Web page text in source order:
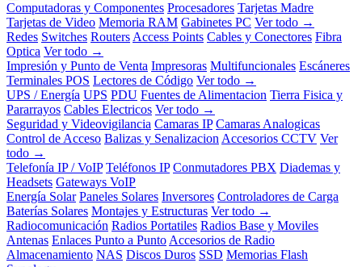
Computadoras y Componentes Procesadores Tarjetas Madre
Tarjetas de Video Memoria RAM Gabinetes PC Ver todo →
Redes Switches Routers Access Points Cables y Conectores Fibra
Optica Ver todo →
Impresión y Punto de Venta Impresoras Multifuncionales Escáneres
Terminales POS Lectores de Código Ver todo →
UPS / Energía UPS PDU Fuentes de Alimentacion Tierra Fisica y
Pararrayos Cables Electricos Ver todo →
Seguridad y Videovigilancia Camaras IP Camaras Analogicas
Control de Acceso Balizas y Senalizacion Accesorios CCTV Ver
todo →
Telefonía IP / VoIP Teléfonos IP Conmutadores PBX Diademas y
Headsets Gateways VoIP
Energía Solar Paneles Solares Inversores Controladores de Carga
Baterías Solares Montajes y Estructuras Ver todo →
Radiocomunicación Radios Portatiles Radios Base y Moviles
Antenas Enlaces Punto a Punto Accesorios de Radio
Almacenamiento NAS Discos Duros SSD Memorias Flash